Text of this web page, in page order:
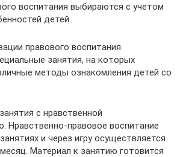
воспитания выбираются с учетом
детей.
правового воспитания
занятия, на которых
методы ознакомления детей со
с нравственной
Нравственно-правовое воспитание
и через игру осуществляется
Материал к занятию готовится